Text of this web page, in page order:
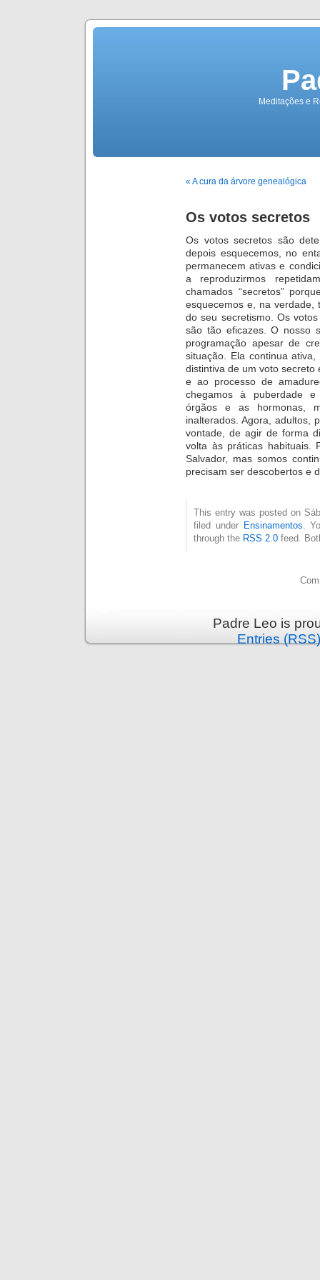
Meditações e
« A cura da árvore genealógica
Os votos secretos
Os votos secretos são
depois esquecemos, no
permanecem ativas e
a reproduzirmos
chamados “secretos”
esquecemos e, na verdade,
do seu secretismo. Os
são tão eficazes. O nosso
programação apesar de
situação. Ela continua
distintiva de um voto
e ao processo de
chegamos à puberdade e
órgãos e as hormonas,
inalterados. Agora, adultos,
vontade, de agir de forma
volta às práticas habituais.
Salvador, mas somos
precisam ser descobertos e
This entry was posted on
filed under Ensinamentos .
through the RSS 2.0 feed.
Padre Leo is
Entries (RSS)